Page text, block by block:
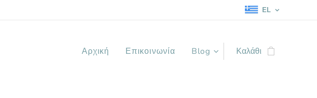
EL
Αρχική Επικοινωνία Blog Καλάθι